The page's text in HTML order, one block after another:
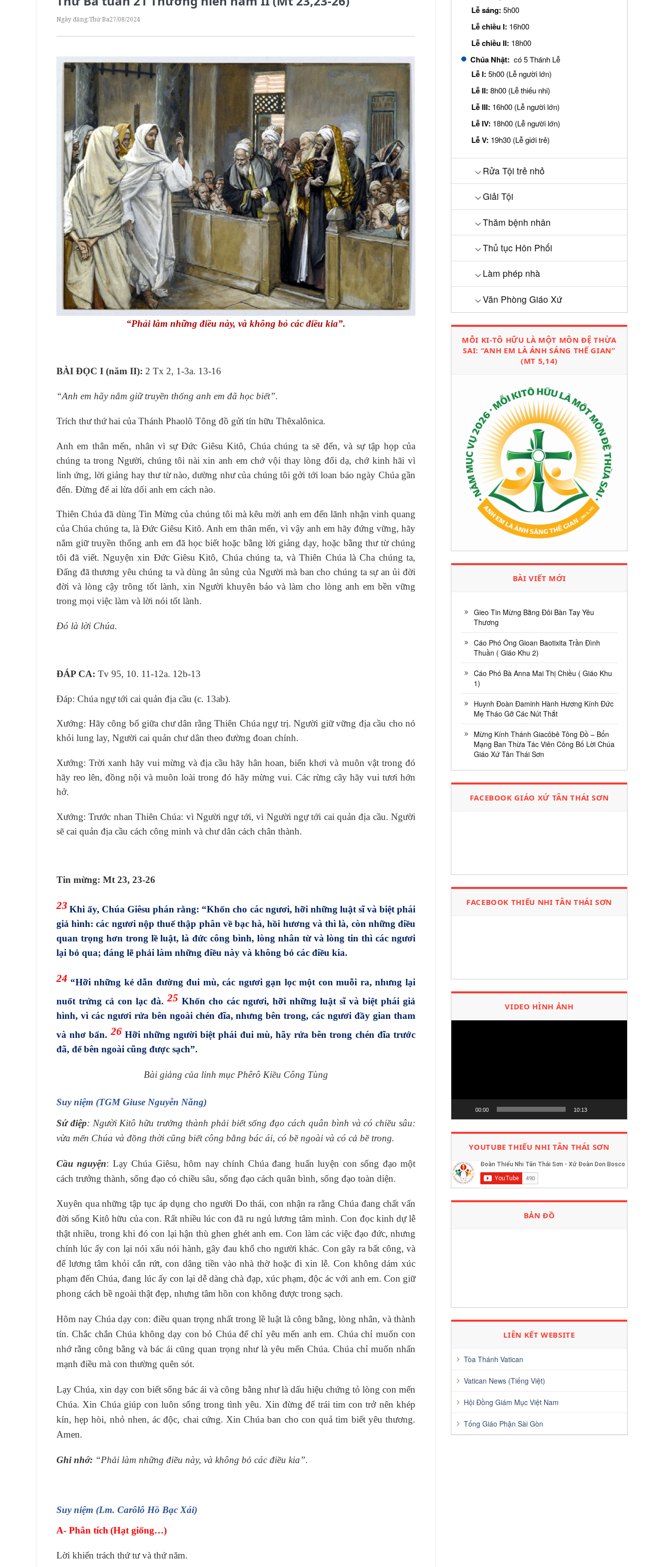
Ngày đăng:Thứ Ba27/08/2024
“Phải làm những điều này, và không bỏ các điều kia”.
BÀI ĐỌC I (năm II): 2 Tx 2, 1-3a. 13-16
“Anh em hãy nắm giữ truyền thống anh em đã học biết”.
Trích thư thứ hai của Thánh Phaolô Tông đồ gửi tín hữu Thêxalônica.
Anh em thân mến, nhân vì sự Ðức Giêsu Kitô, Chúa chúng ta sẽ đến, và sự tập họp của
chúng ta trong Người, chúng tôi nài xin anh em chớ vội thay lòng đổi dạ, chớ kinh hãi vì
linh ứng, lời giảng hay thư từ nào, dường như của chúng tôi gởi tới loan báo ngày Chúa gần
đến. Ðừng để ai lừa dối anh em cách nào.
Thiên Chúa đã dùng Tin Mừng của chúng tôi mà kêu mời anh em đến lãnh nhận vinh quang
của Chúa chúng ta, là Ðức Giêsu Kitô. Anh em thân mến, vì vậy anh em hãy đứng vững, hãy
nắm giữ truyền thống anh em đã học biết hoặc bằng lời giảng dạy, hoặc bằng thư từ chúng
tôi đã viết. Nguyện xin Ðức Giêsu Kitô, Chúa chúng ta, và Thiên Chúa là Cha chúng ta,
Ðấng đã thương yêu chúng ta và dùng ân sủng của Người mà ban cho chúng ta sự an ủi đời
đời và lòng cậy trông tốt lành, xin Người khuyên bảo và làm cho lòng anh em bền vững
trong mọi việc làm và lời nói tốt lành.
Ðó là lời Chúa.
ĐÁP CA: Tv 95, 10. 11-12a. 12b-13
Ðáp: Chúa ngự tới cai quản địa cầu (c. 13ab).
Xướng: Hãy công bố giữa chư dân rằng Thiên Chúa ngự trị. Người giữ vững địa cầu cho nó
khỏi lung lay, Người cai quản chư dân theo đường đoan chính.
Xướng: Trời xanh hãy vui mừng và địa cầu hãy hân hoan, biển khơi và muôn vật trong đó
hãy reo lên, đồng nội và muôn loài trong đó hãy mừng vui. Các rừng cây hãy vui tươi hớn
hở.
Xướng: Trước nhan Thiên Chúa: vì Người ngự tới, vì Người ngự tới cai quản địa cầu. Người
sẽ cai quản địa cầu cách công minh và chư dân cách chân thành.
Tin mừng: Mt 23, 23-26
23 Khi ấy, Chúa Giêsu phán rằng: “Khốn cho các ngươi, hỡi những luật sĩ và biệt phái
giả hình: các ngươi nộp thuế thập phân về bạc hà, hồi hương và thì là, còn những điều
quan trọng hơn trong lề luật, là đức công bình, lòng nhân từ và lòng tin thì các ngươi
lại bỏ qua; đáng lẽ phải làm những điều này và không bỏ các điều kia.
24 “Hỡi những kẻ dẫn đường đui mù, các ngươi gạn lọc một con muỗi ra, nhưng lại
nuốt trửng cả con lạc đà.25 Khốn cho các ngươi, hỡi những luật sĩ và biệt phái giả
hình, vì các ngươi rửa bên ngoài chén đĩa, nhưng bên trong, các ngươi đầy gian tham
và nhơ bẩn.26 Hỡi những người biệt phái đui mù, hãy rửa bên trong chén đĩa trước
đã, để bên ngoài cũng được sạch”.
Bài giảng của linh mục Phêrô Kiều Công Tùng
Suy niệm (TGM Giuse Nguyễn Năng)
Sứ điệp: Người Kitô hữu trưởng thành phải biết sống đạo cách quân bình và có chiều sâu:
vừa mến Chúa và đồng thời cũng biết công bằng bác ái, có bề ngoài và có cả bề trong.
Cầu nguyện: Lạy Chúa Giêsu, hôm nay chính Chúa đang huấn luyện con sống đạo một
cách trưởng thành, sống đạo có chiều sâu, sống đạo cách quân bình, sống đạo toàn diện.
Xuyên qua những tập tục áp dụng cho người Do thái, con nhận ra rằng Chúa đang chất vấn
đời sống Kitô hữu của con. Rất nhiều lúc con đã ru ngủ lương tâm mình. Con đọc kinh dự lễ
thật nhiều, trong khi đó con lại hận thù ghen ghét anh em. Con làm các việc đạo đức, nhưng
chính lúc ấy con lại nói xấu nói hành, gây đau khổ cho người khác. Con gây ra bất công, và
để lương tâm khỏi cắn rứt, con dâng tiền vào nhà thờ hoặc đi xin lễ. Con không dám xúc
phạm đến Chúa, đang lúc ấy con lại dễ dàng chà đạp, xúc phạm, độc ác với anh em. Con giữ
phong cách bề ngoài thật đẹp, nhưng tâm hồn con không được trong sạch.
Hôm nay Chúa dạy con: điều quan trọng nhất trong lề luật là công bằng, lòng nhân, và thành
tín. Chắc chắn Chúa không dạy con bỏ Chúa để chỉ yêu mến anh em. Chúa chỉ muốn con
nhớ rằng công bằng và bác ái cũng quan trọng như là yêu mến Chúa. Chúa chỉ muốn nhấn
mạnh điều mà con thường quên sót.
Lạy Chúa, xin dạy con biết sống bác ái và công bằng như là dấu hiệu chứng tỏ lòng con mến
Chúa. Xin Chúa giúp con luôn sống trong tình yêu. Xin đừng để trái tim con trở nên khép
kín, hẹp hòi, nhỏ nhen, ác độc, chai cứng. Xin Chúa ban cho con quả tim biết yêu thương.
Amen.
Ghi nhớ: “Phải làm những điều này, và không bỏ các điều kia”.
Suy niệm (Lm. Carôlô Hồ Bạc Xái)
A- Phân tích(Hạt giống…)
Lời khiển trách thứ tư và thứ năm.
Lễ sáng: 5h00
Lễ chiều I: 16h00
Lễ chiều II: 18h00
Chúa Nhật: có 5 Thánh Lễ
Lễ I: 5h00 (Lễ người lớn)
Lễ II: 8h00 (Lễ thiếu nhi)
Lễ III: 16h00 (Lễ người lớn)
Lễ IV: 18h00 (Lễ người lớn)
Lễ V: 19h30 (Lễ giới trẻ)
Rửa Tội trẻ nhỏ
Giải Tội
Thăm bệnh nhân
Thủ tục Hôn Phối
Làm phép nhà
Văn Phòng Giáo Xứ
MỖI KI-TÔ HỮU LÀ MỘT MÔN ĐỆ THỪA
SAI: “ANH EM LÀ ÁNH SÁNG THẾ GIAN”
(MT 5,14)
BÀI VIẾT MỚI
Gieo Tin Mừng Bằng Đôi Bàn Tay Yêu
Thương
Cáo Phó Ông Gioan Baotixita Trần Đình
Thuần ( Giáo Khu 2)
Cáo Phó Bà Anna Mai Thị Chiều ( Giáo Khu
1)
Huynh Đoàn Đaminh Hành Hương Kính Đức
Mẹ Tháo Gỡ Các Nút Thắt
Mừng Kính Thánh Giacôbê Tông Đồ – Bổn
Mạng Ban Thừa Tác Viên Công Bố Lời Chúa
Giáo Xứ Tân Thái Sơn
FACEBOOK GIÁO XỨ TÂN THÁI SƠN
FACEBOOK THIẾU NHI TÂN THÁI SƠN
VIDEO HÌNH ẢNH
00:00 10:13
YOUTUBE THIẾU NHI TÂN THÁI SƠN
BẢN ĐỒ
LIÊN KẾT WEBSITE
Tòa Thánh Vatican
Vatican News (Tiếng Việt)
Hội Đồng Giám Mục Việt Nam
Tống Giáo Phận Sài Gòn